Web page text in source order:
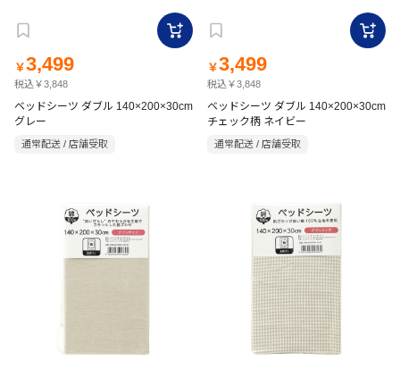
￥3,499
税込￥3,848
ベッドシーツ ダブル 140×200×30cm
グレー
通常配送 / 店舗受取
￥3,499
税込￥3,848
ベッドシーツ ダブル 140×200×30cm
チェック柄 ネイビー
通常配送 / 店舗受取